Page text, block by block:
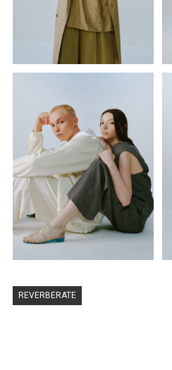
REVERBERATE